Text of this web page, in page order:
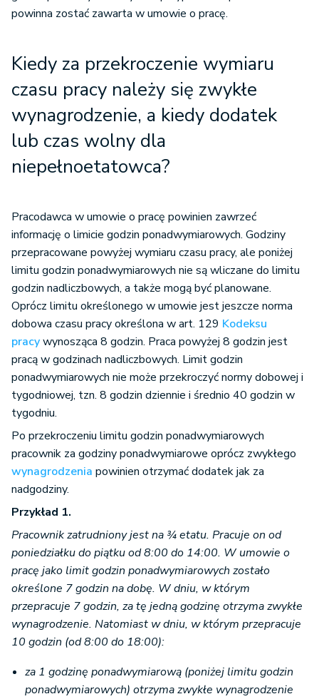
powinna zostać zawarta w umowie o pracę.
Kiedy za przekroczenie wymiaru
czasu pracy należy się zwykłe
wynagrodzenie, a kiedy dodatek
lub czas wolny dla
niepełnoetatowca?
Pracodawca w umowie o pracę powinien zawrzeć
informację o limicie godzin ponadwymiarowych. Godziny
przepracowane powyżej wymiaru czasu pracy, ale poniżej
limitu godzin ponadwymiarowych nie są wliczane do limitu
godzin nadliczbowych, a także mogą być planowane.
Oprócz limitu określonego w umowie jest jeszcze norma
dobowa czasu pracy określona w art. 129 Kodeksu
pracywynosząca 8 godzin. Praca powyżej 8 godzin jest
pracą w godzinach nadliczbowych. Limit godzin
ponadwymiarowych nie może przekroczyć normy dobowej i
tygodniowej, tzn. 8 godzin dziennie i średnio 40 godzin w
tygodniu.
Po przekroczeniu limitu godzin ponadwymiarowych
pracownik za godziny ponadwymiarowe oprócz zwykłego
wynagrodzenia powinien otrzymać dodatek jak za
nadgodziny.
Przykład 1.
Pracownik zatrudniony jest na ¾ etatu. Pracuje on od
poniedziałku do piątku od 8:00 do 14:00. W umowie o
pracę jako limit godzin ponadwymiarowych zostało
określone 7 godzin na dobę. W dniu, w którym
przepracuje 7 godzin, za tę jedną godzinę otrzyma zwykłe
wynagrodzenie. Natomiast w dniu, w którym przepracuje
10 godzin (od 8:00 do 18:00):
za 1 godzinę ponadwymiarową (poniżej limitu godzin
ponadwymiarowych) otrzyma zwykłe wynagrodzenie